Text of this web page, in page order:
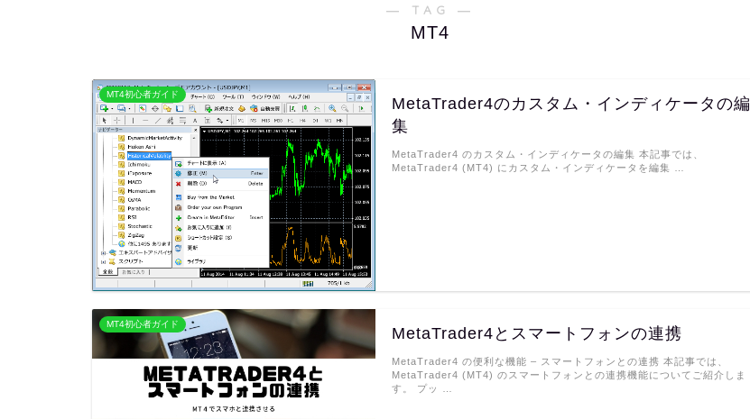
― TAG ―
MT4
MT4初心者ガイド
MetaTrader4のカスタム・インディケータの編
集
MetaTrader4 のカスタム・インディケータの編集 本記事では、
MetaTrader4 (MT4) にカスタム・インディケータを編集 …
MT4初心者ガイド
MetaTrader4とスマートフォンの連携
MetaTrader4 の便利な機能 – スマートフォンとの連携 本記事では、
MetaTrader4 (MT4) のスマートフォンとの連携機能についてご紹介しま
す。 プッ …